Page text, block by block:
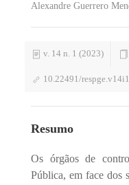
Alexandre Guerrero
v. 14 n. 1 (2023)
10.22491/
Resumo
Os órgãos de
Pública, em face dos